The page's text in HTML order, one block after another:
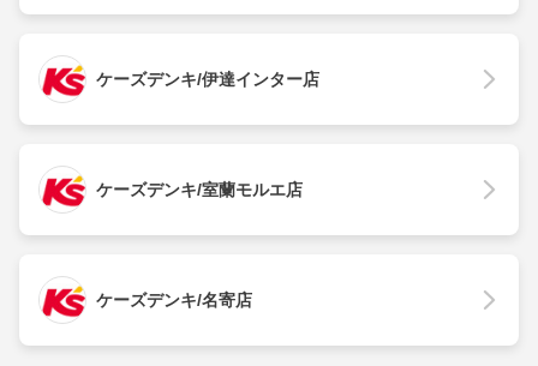
ケーズデンキ/伊達インター店
ケーズデンキ/室蘭モルエ店
ケーズデンキ/名寄店